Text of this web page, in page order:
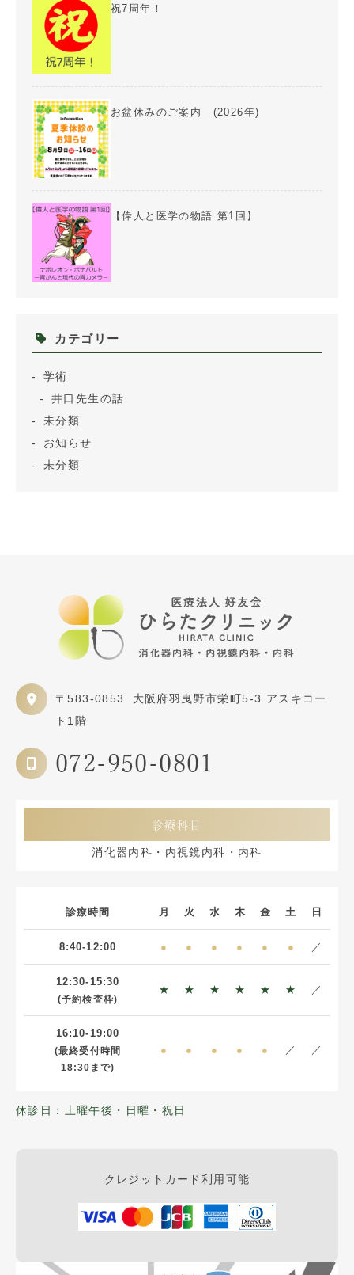
祝7周年！
お盆休みのご案内 (2026年)
【偉人と医学の物語 第1回】
カテゴリー
学術
井口先生の話
未分類
お知らせ
未分類
〒583-0853
大阪府羽曳野市栄町5-3 アスキコー
ト1階
072-950-0801
診療科目
消化器内科・内視鏡内科・内科
診療時間 月 火 水 木 金 土 日
8:40-12:00 ● ● ● ● ● ● ／
12:30-15:30
(予約検査枠)
★ ★ ★ ★ ★ ★ ／
16:10-19:00
(最終受付時間
18:30まで)
● ● ● ● ● ／ ／
休診日：土曜午後・日曜・祝日
クレジットカード利用可能